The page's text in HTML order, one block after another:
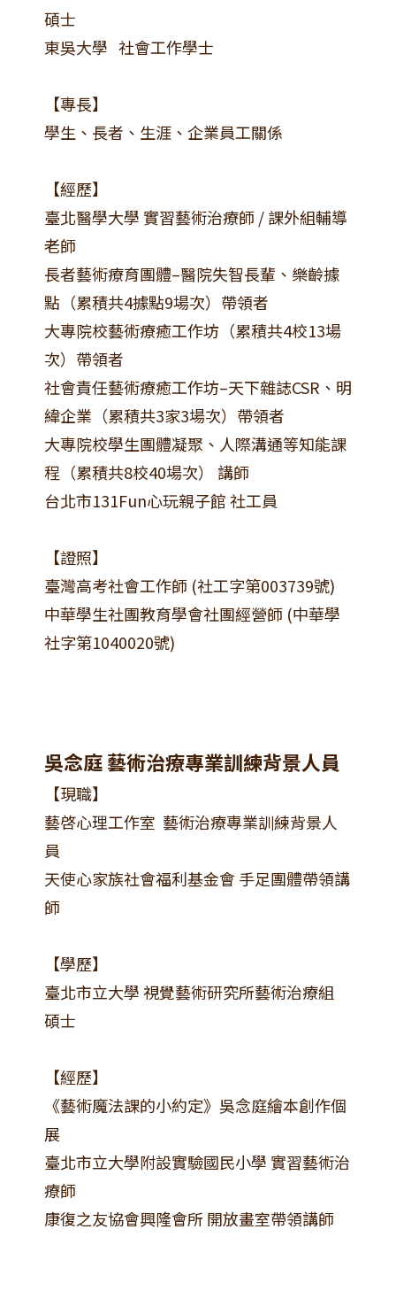
碩士
東吳大學 社會工作學士
【專長】
學生、長者、生涯、企業員工關係
【經歷】
臺北醫學大學 實習藝術治療師 / 課外組輔導
老師
長者藝術療育團體–醫院失智長輩、樂齡據
點（累積共4據點9場次）帶領者
大專院校藝術療癒工作坊（累積共4校13場
次）帶領者
社會責任藝術療癒工作坊–天下雜誌CSR、明
緯企業（累積共3家3場次）帶領者
大專院校學生團體凝聚、人際溝通等知能課
程（累積共8校40場次） 講師
台北市131Fun心玩親子館 社工員
【證照】
臺灣高考社會工作師 (社工字第003739號)
中華學生社團教育學會社團經營師 (中華學
社字第1040020號)
吳念庭 藝術治療專業訓練背景人員
【現職】
藝啓心理工作室 藝術治療專業訓練背景人
員
天使心家族社會福利基金會 手足團體帶領講
師
【學歷】
臺北市立大學 視覺藝術研究所藝術治療組
碩士
【經歷】
《藝術魔法課的小約定》吳念庭繪本創作個
展
臺北市立大學附設實驗國民小學 實習藝術治
療師
康復之友協會興隆會所 開放畫室帶領講師